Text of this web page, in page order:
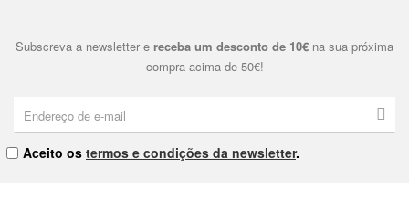
Subscreva a newsletter e receba um desconto de 10€ na sua próxima
compra acima de 50€!
Aceito os termos e condições da newsletter.